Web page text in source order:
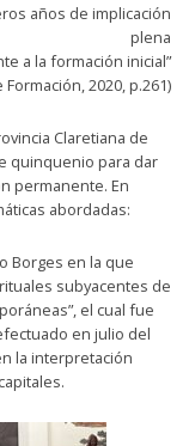
años de implicación
plena
a la formación inicial”
2020, p.261)
Claretiana de
quinquenio para dar
permanente. En
abordadas:
Borges en la que
subyacentes de
el cual fue
en julio del
la interpretación